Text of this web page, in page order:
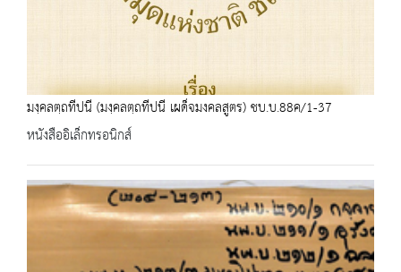
มงฺคลตฺถทีปนี (มงฺคลตฺถทีปนี เผด็จมงคลสูตร) ชบ.บ.88ค/1-37
หนังสืออิเล็กทรอนิกส์